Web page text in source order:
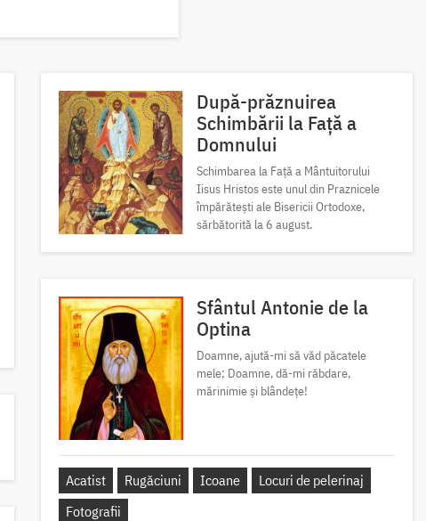
După-prăznuirea
Schimbării la Față a
Domnului
Schimbarea la Față a Mântuitorului
Iisus Hristos este unul din Praznicele
împărătești ale Bisericii Ortodoxe,
sărbătorită la 6 august.
Sfântul Antonie de la
Optina
Doamne, ajută-mi să văd păcatele
mele; Doamne, dă-mi răbdare,
mărinimie şi blândeţe!
Acatist Rugăciuni Icoane
Locuri de pelerinaj
Fotografii